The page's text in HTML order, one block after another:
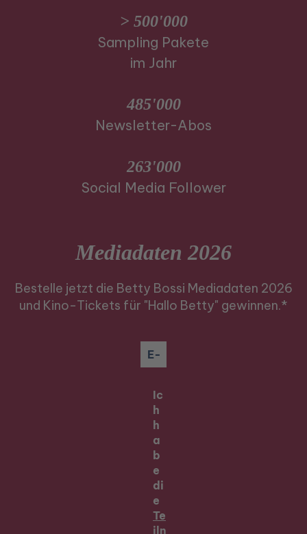
> 500'000
Sampling Pakete
im Jahr
485'000
Newsletter-Abos
263'000
Social Media Follower
Mediadaten 2026
Bestelle jetzt die Betty Bossi Mediadaten 2026
und Kino-Tickets für "Hallo Betty" gewinnen.*
Ic
h
h
a
b
e
di
e
Te
iln